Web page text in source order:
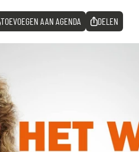
TOEVOEGEN AAN AGENDA DELEN